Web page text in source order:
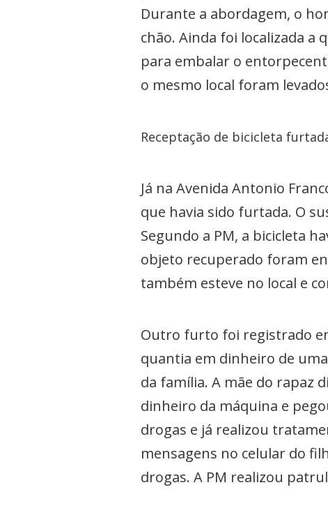
Durante a abordagem, o
chão. Ainda foi localizada a
para embalar o
o mesmo local foram
Receptação de bicicleta
Já na Avenida Antonio
que havia sido furtada. O
Segundo a PM, a bicicleta
objeto recuperado foram
também esteve no local e
Outro furto foi registrado
quantia em dinheiro de
da família. A mãe do rapaz
dinheiro da máquina e
drogas e já realizou
mensagens no celular do
drogas. A PM realizou